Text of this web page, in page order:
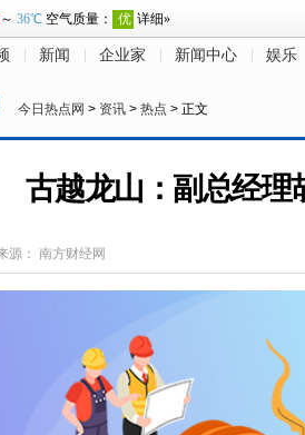
新闻 企业家 新闻中心 娱乐
今日热点网 > 资讯 > 热点 > 正文
古越龙山：副总经理
源： 南方财经网